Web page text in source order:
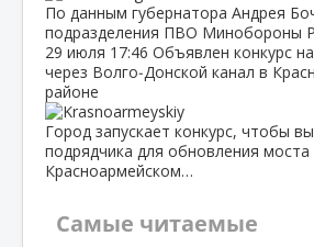
По данным губернатора Андрея
подразделения ПВО Минобороны
29 июля 17:46 Объявлен конкурс
через Волго‑Донской канал в
районе
Город запускает конкурс, чтобы
подрядчика для обновления моста
Красноармейском…
Самые читаемые